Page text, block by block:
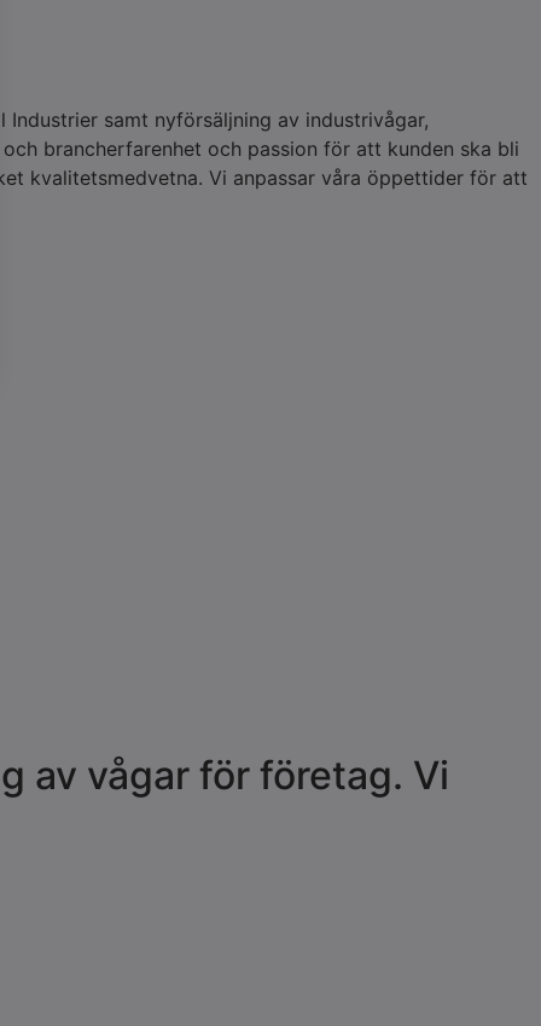
samt nyförsäljning av industrivågar,
brancherfarenhet och passion för att kunden ska bli
kvalitetsmedvetna. Vi anpassar våra öppettider för att
av vågar för företag. Vi